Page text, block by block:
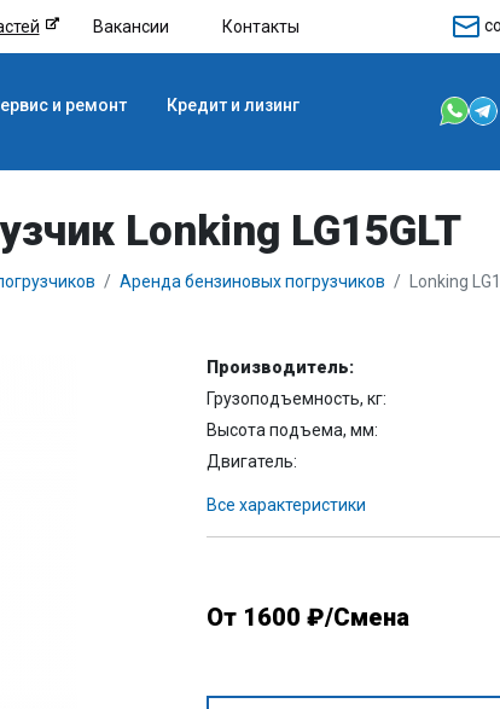
Вакансии Контакты
и ремонт Кредит и лизинг
Lonking LG15GLT
Аренда бензиновых погрузчиков Lonking
Производитель:
Грузоподъемность, кг:
Высота подъема, мм:
Двигатель:
Все характеристики
От 1600 ₽/Смена